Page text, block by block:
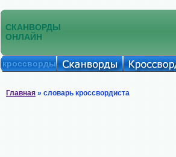
СКАНВОРДЫ
ОНЛАЙН
кроссворды
Главная » словарь кроссвордиста